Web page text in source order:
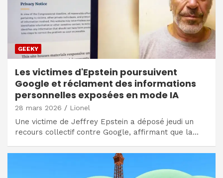
GEEKY
Les victimes d'Epstein poursuivent
Google et réclament des informations
personnelles exposées en mode IA
28 mars 2026 Lionel
Une victime de Jeffrey Epstein a déposé jeudi un
recours collectif contre Google, affirmant que la…